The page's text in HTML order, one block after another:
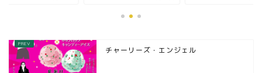
チャーリーズ・エンジェル